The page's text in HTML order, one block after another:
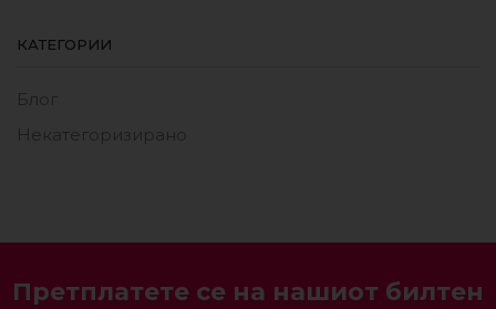
КАТЕГОРИИ
Блог
Некатегоризирано
Претплатете се на нашиот билтен